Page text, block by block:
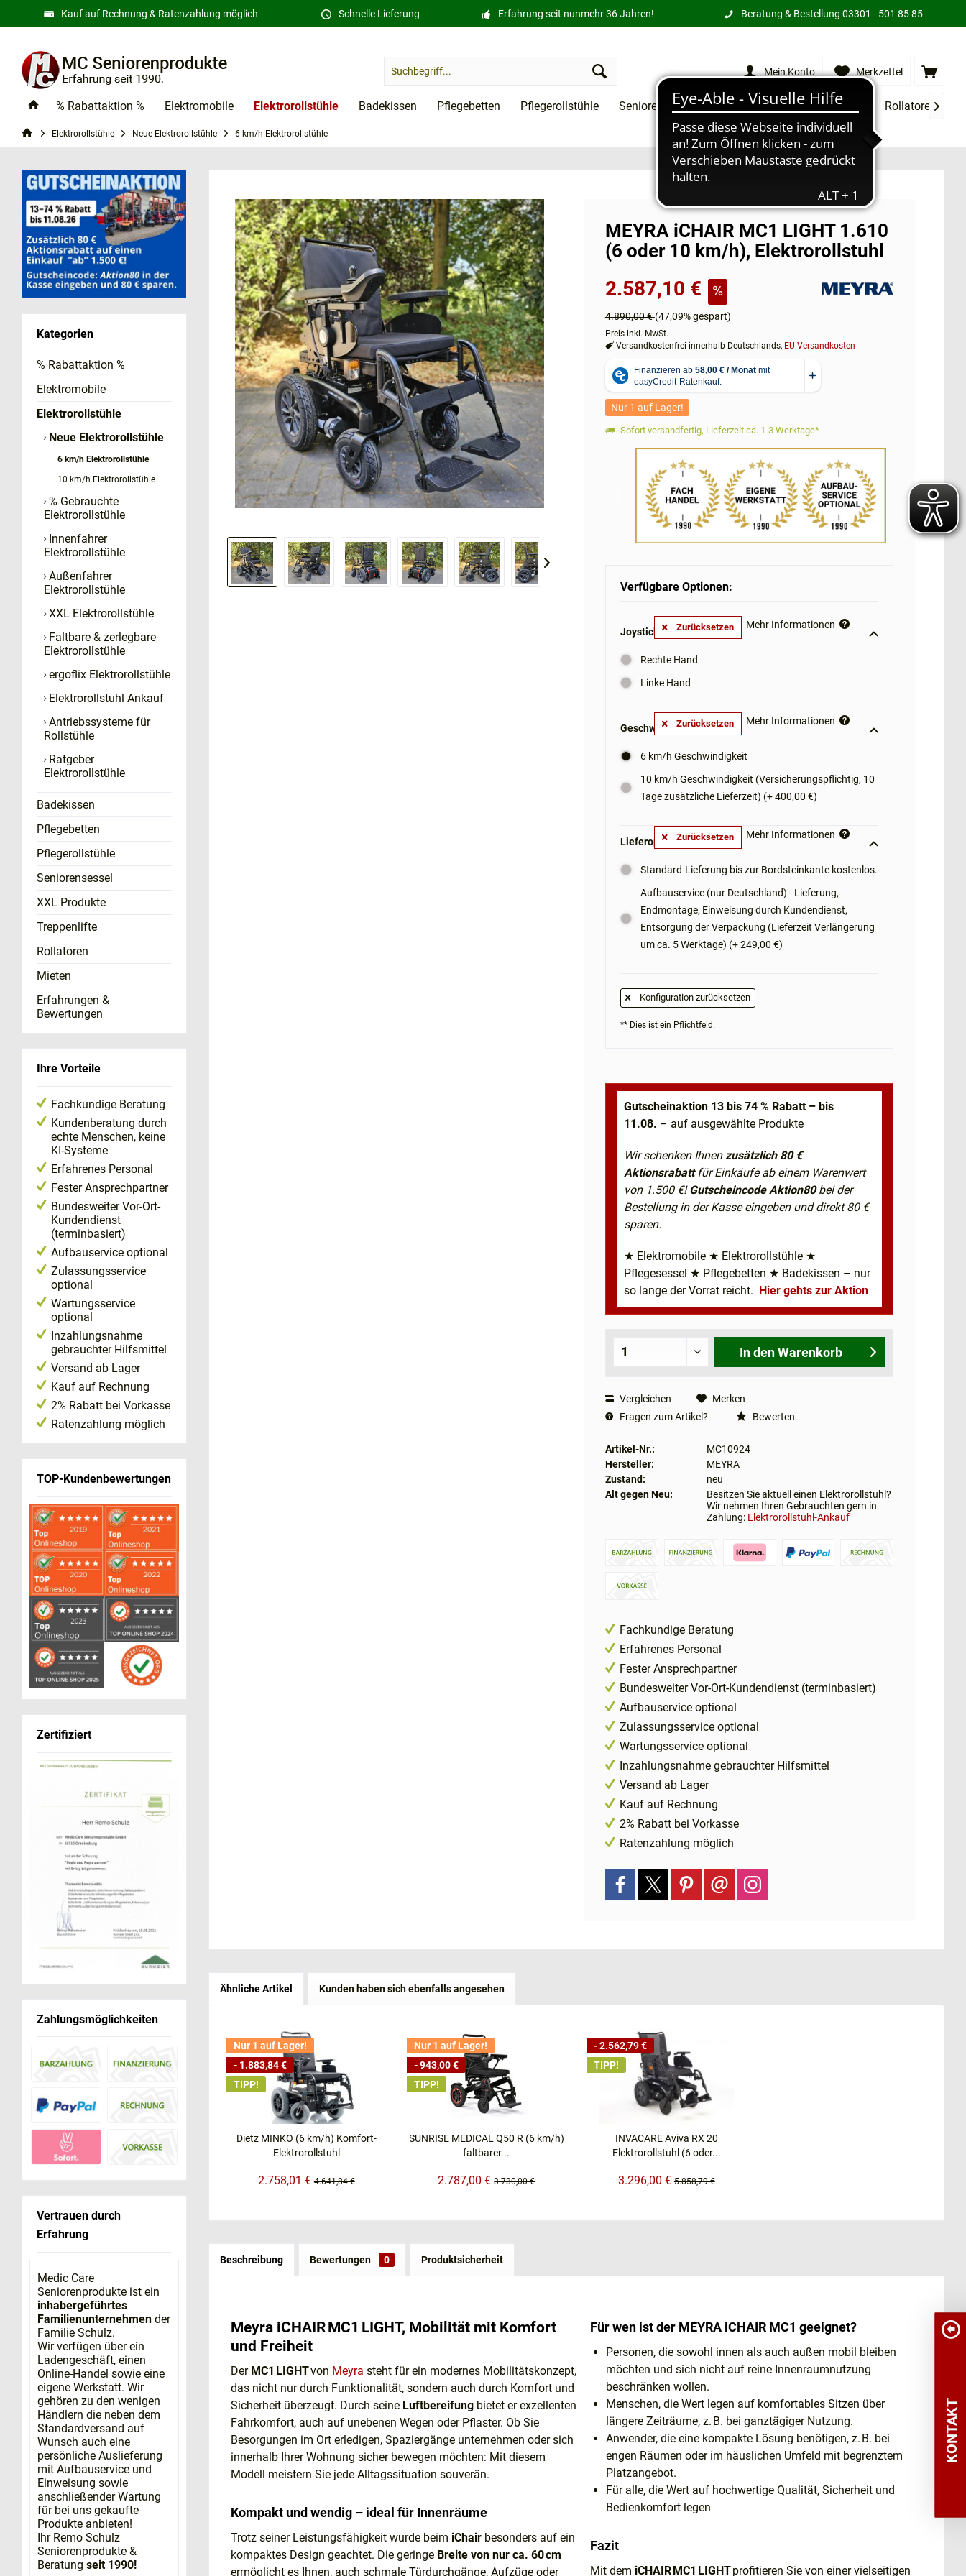
Kauf auf Rechnung & Ratenzahlung möglich Schnelle Lieferung Erfahrung seit nunmehr 36 Jahren! Beratung & Bestellung 03301 - 501 85 85
Merkzettel
Mein Konto
% Rabattaktion % Elektromobile Elektrorollstühle Badekissen Pflegebetten Pflegerollstühle Seniorensessel XXL Produkte Treppenlifte Rollatoren
Elektrorollstühle Neue Elektrorollstühle 6 km/h Elektrorollstühle
Kategorien
% Rabattaktion %
Elektromobile
Elektrorollstühle
Neue Elektrorollstühle
6 km/h Elektrorollstühle
10 km/h Elektrorollstühle
% Gebrauchte
Elektrorollstühle
Innenfahrer
Elektrorollstühle
Außenfahrer
Elektrorollstühle
XXL Elektrorollstühle
Faltbare & zerlegbare
Elektrorollstühle
ergoflix Elektrorollstühle
Elektrorollstuhl Ankauf
Antriebssysteme für
Rollstühle
Ratgeber
Elektrorollstühle
Badekissen
Pflegebetten
Pflegerollstühle
Seniorensessel
XXL Produkte
Treppenlifte
Rollatoren
Mieten
Erfahrungen &
Bewertungen
Ihre Vorteile
Fachkundige Beratung
Kundenberatung durch
echte Menschen, keine
KI-Systeme
Erfahrenes Personal
Fester Ansprechpartner
Bundesweiter Vor-Ort-
Kundendienst
(terminbasiert)
Aufbauservice optional
Zulassungsservice
optional
Wartungsservice
optional
Inzahlungsnahme
gebrauchter Hilfsmittel
Versand ab Lager
Kauf auf Rechnung
2% Rabatt bei Vorkasse
Ratenzahlung möglich
TOP-Kundenbewertungen
Zertifiziert
Zahlungsmöglichkeiten
Vertrauen durch
Erfahrung
Medic Care
Seniorenprodukte ist ein
inhabergeführtes
Familienunternehmen der
Familie Schulz.
Wir verfügen über ein
Ladengeschäft, einen
Online-Handel sowie eine
eigene Werkstatt. Wir
gehören zu den wenigen
Händlern die neben dem
Standardversand auf
Wunsch auch eine
persönliche Auslieferung
mit Aufbauservice und
Einweisung sowie
anschließender Wartung
für bei uns gekaufte
Produkte anbieten!
Ihr Remo Schulz
Seniorenprodukte &
Beratung seit 1990!
MEYRA iCHAIR MC1 LIGHT 1.610
(6 oder 10 km/h), Elektrorollstuhl
2.587,10 €
4.890,00 €(47,09% gespart)
Preis inkl. MwSt.
Versandkostenfrei innerhalb Deutschlands, EU-Versandkosten
Nur 1 auf Lager!
Sofort versandfertig, Lieferzeit ca. 1-3 Werktage*
Verfügbare Optionen:
Joystick-Steuerung: **
Rechte Hand
Linke Hand
Zurücksetzen Mehr Informationen
Geschwindigkeit **
6 km/h Geschwindigkeit
10 km/h Geschwindigkeit (Versicherungspflichtig, 10
Tage zusätzliche Lieferzeit) (+ 400,00 €)
Zurücksetzen Mehr Informationen
Lieferoptionen: **
Standard-Lieferung bis zur Bordsteinkante kostenlos.
Aufbauservice (nur Deutschland) - Lieferung,
Endmontage, Einweisung durch Kundendienst,
Entsorgung der Verpackung (Lieferzeit Verlängerung
um ca. 5 Werktage) (+ 249,00 €)
Zurücksetzen Mehr Informationen
Konfiguration zurücksetzen
** Dies ist ein Pflichtfeld.
Gutscheinaktion 13 bis 74 % Rabatt – bis
11.08. – auf ausgewählte Produkte
Wir schenken Ihnenzusätzlich 80 €
Aktionsrabattfür Einkäufe ab einem Warenwert
von 1.500 €!Gutscheincode Aktion80bei der
Bestellung in der Kasse eingeben und direkt 80 €
sparen.
★ Elektromobile ★ Elektrorollstühle ★
Pflegesessel ★ Pflegebetten ★ Badekissen – nur
so lange der Vorrat reicht. Hier gehts zur Aktion
In den Warenkorb
Vergleichen
Merken
Fragen zum Artikel?
Bewerten
Artikel-Nr.:
MC10924
Hersteller:
MEYRA
Zustand:
neu
Alt gegen Neu:
Besitzen Sie aktuell einen Elektrorollstuhl?
Wir nehmen Ihren Gebrauchten gern in
Zahlung: Elektrorollstuhl-Ankauf
Fachkundige Beratung
Erfahrenes Personal
Fester Ansprechpartner
Bundesweiter Vor-Ort-Kundendienst (terminbasiert)
Aufbauservice optional
Zulassungsservice optional
Wartungsservice optional
Inzahlungsnahme gebrauchter Hilfsmittel
Versand ab Lager
Kauf auf Rechnung
2% Rabatt bei Vorkasse
Ratenzahlung möglich
Ähnliche Artikel Kunden haben sich ebenfalls angesehen
Nur 1 auf Lager!
- 1.883,84 €
TIPP!
Dietz MINKO (6 km/h) Komfort-
Elektrorollstuhl
2.758,01 € 4.641,84 €
Nur 1 auf Lager!
- 943,00 €
TIPP!
SUNRISE MEDICAL Q50 R (6 km/h)
faltbarer...
2.787,00 € 3.730,00 €
- 2.562,79 €
TIPP!
INVACARE Aviva RX 20
Elektrorollstuhl (6 oder...
3.296,00 € 5.858,79 €
Beschreibung Bewertungen 0 Produktsicherheit
Meyra iCHAIR MC1 LIGHT, Mobilität mit Komfort
und Freiheit
Der MC1 LIGHTvon Meyra steht für ein modernes Mobilitätskonzept,
das nicht nur durch Funktionalität, sondern auch durch Komfort und
Sicherheit überzeugt. Durch seine Luftbereifung bietet er exzellenten
Fahrkomfort, auch auf unebenen Wegen oder Pflaster. Ob Sie
Besorgungen im Ort erledigen, Spaziergänge unternehmen oder sich
innerhalb Ihrer Wohnung sicher bewegen möchten: Mit diesem
Modell meistern Sie jede Alltagssituation souverän.
Kompakt und wendig – ideal für Innenräume
Trotz seiner Leistungsfähigkeit wurde beim iChair besonders auf ein
kompaktes Design geachtet. Die geringe Breite von nur ca. 60 cm
ermöglicht es Ihnen, auch schmale Türdurchgänge, Aufzüge oder
Für wen ist der MEYRA iCHAIR MC1 geeignet?
Personen, die sowohl innen als auch außen mobil bleiben
möchten und sich nicht auf reine Innenraumnutzung
beschränken wollen.
Menschen, die Wert legen auf komfortables Sitzen über
längere Zeiträume, z. B. bei ganztägiger Nutzung.
Anwender, die eine kompakte Lösung benötigen, z. B. bei
engen Räumen oder im häuslichen Umfeld mit begrenztem
Platzangebot.
Für alle, die Wert auf hochwertige Qualität, Sicherheit und
Bedienkomfort legen
Fazit
Mit dem iCHAIR MC1 LIGHTprofitieren Sie von einer vielseitigen
KONTAKT